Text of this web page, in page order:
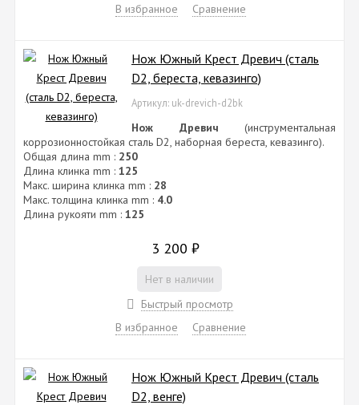
В избранное
Сравнение
Нож Южный Крест Древич (сталь
D2, береста, кевазинго)
Артикул: uk-drevich-d2bk
Нож Древич (инструментальная
коррозионностойкая сталь D2, наборная береста, кевазинго).
Общая длина mm : 250
Длина клинка mm : 125
Макс. ширина клинка mm : 28
Макс. толщина клинка mm : 4.0
Длина рукояти mm : 125
3 200 ₽
Нет в наличии
Быстрый просмотр
В избранное
Сравнение
Нож Южный Крест Древич (сталь
D2, венге)